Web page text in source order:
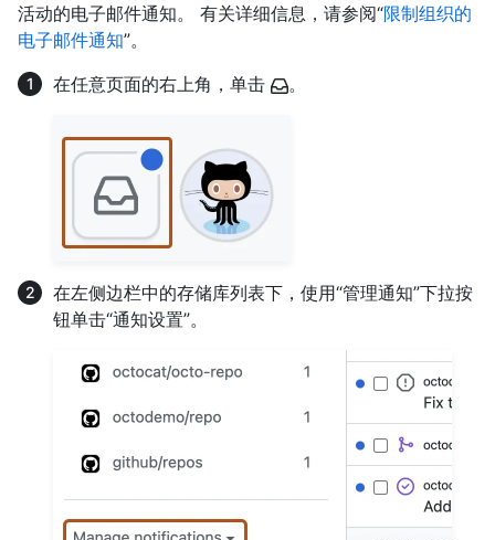
活动的电子邮件通知。 有关详细信息，请参阅“限制组织的
电子邮件通知”。
在任意页面的右上角，单击
。
在左侧边栏中的存储库列表下，使用“管理通知”下拉按
钮单击“通知设置”。